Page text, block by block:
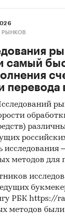
РЫНКОВ
самый
исследования
методов для
РБК https://
методов были